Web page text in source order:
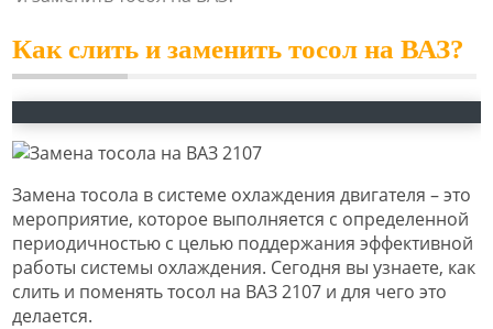
Как слить и заменить тосол на ВАЗ?
Замена тосола в системе охлаждения двигателя – это
мероприятие, которое выполняется с определенной
периодичностью с целью поддержания эффективной
работы системы охлаждения. Сегодня вы узнаете, как
слить и поменять тосол на ВАЗ 2107 и для чего это
делается.